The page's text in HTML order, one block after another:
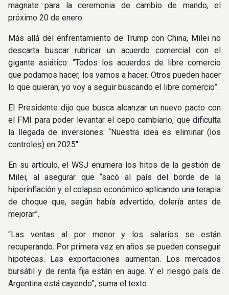
magnate para la ceremonia de cambio de mando, el
próximo 20 de enero.
Más allá del enfrentamiento de Trump con China, Milei no
descarta buscar rubricar un acuerdo comercial con el
gigante asiático: “Todos los acuerdos de libre comercio
que podamos hacer, los vamos a hacer. Otros pueden hacer
lo que quieran, yo voy a seguir buscando el libre comercio”.
El Presidente dijo que busca alcanzar un nuevo pacto con
el FMI para poder levantar el cepo cambiario, que dificulta
la llegada de inversiones: “Nuestra idea es eliminar (los
controles) en 2025″.
En su artículo, el WSJ enumera los hitos de la gestión de
Milei, al asegurar que “sacó al país del borde de la
hiperinflación y el colapso económico aplicando una terapia
de choque que, según había advertido, dolería antes de
mejorar”.
“Las ventas al por menor y los salarios se están
recuperando. Por primera vez en años se pueden conseguir
hipotecas. Las exportaciones aumentan. Los mercados
bursátil y de renta fija están en auge. Y el riesgo país de
Argentina está cayendo”, suma el texto.